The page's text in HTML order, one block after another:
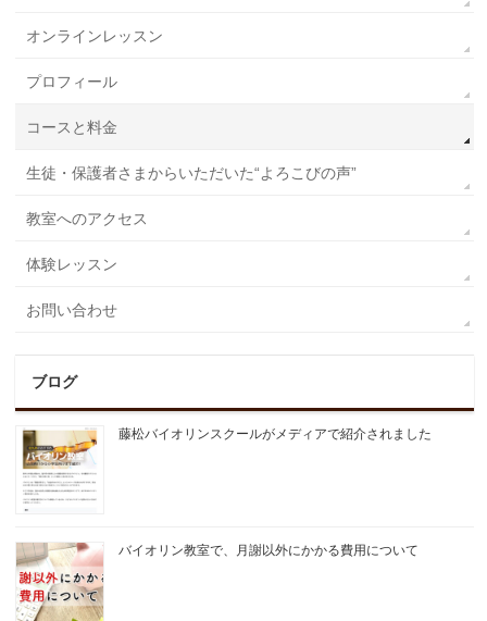
オンラインレッスン
プロフィール
コースと料金
生徒・保護者さまからいただいた“よろこびの声”
教室へのアクセス
体験レッスン
お問い合わせ
ブログ
藤松バイオリンスクールがメディアで紹介されました
バイオリン教室で、月謝以外にかかる費用について